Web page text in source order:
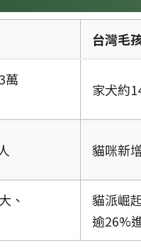
台灣毛
萬
家犬約
貓咪新
、
貓派崛
逾26%